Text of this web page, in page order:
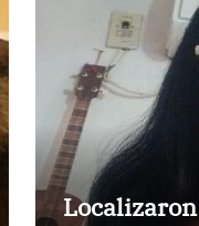
Localizaron